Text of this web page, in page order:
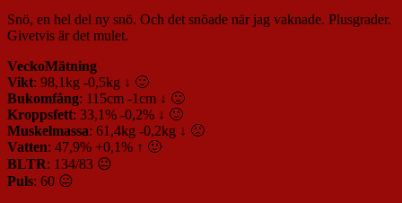
Snö, en hel del ny snö. Och det snöade när jag vaknade. Plusgrader.
Givetvis är det mulet.
VeckoMätning
Vikt: 98,1kg -0,5kg ↓ 🙂
Bukomfång: 115cm -1cm ↓ 🙂
Kroppsfett: 33,1% -0,2% ↓ 🙂
Muskelmassa: 61,4kg -0,2kg ↓ 🙁
Vatten: 47,9% +0,1% ↑ 🙂
BLTR: 134/83 😐
Puls: 60 😐